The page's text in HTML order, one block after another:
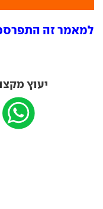
למאמר זה התפרסמו 21
יעוץ